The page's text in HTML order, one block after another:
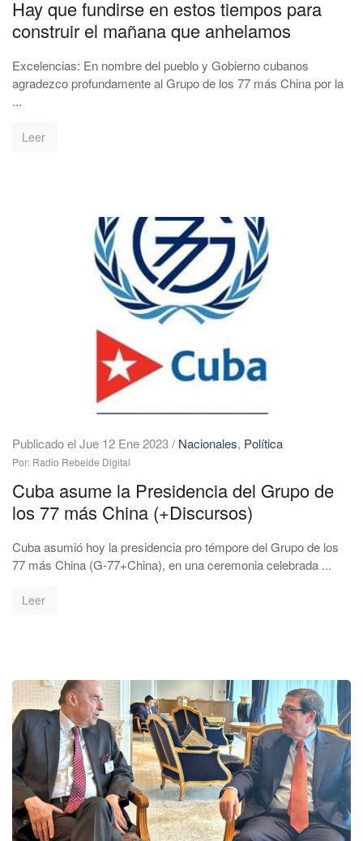
Hay que fundirse en estos tiempos para
construir el mañana que anhelamos
Excelencias: En nombre del pueblo y Gobierno cubanos
agradezco profundamente al Grupo de los 77 más China por la
...
Leer
Publicado el Jue 12 Ene 2023/ Nacionales, Política
Por: Radio Rebelde Digital
Cuba asume la Presidencia del Grupo de
los 77 más China (+Discursos)
Cuba asumió hoy la presidencia pro témpore del Grupo de los
77 más China (G-77+China), en una ceremonia celebrada ...
Leer